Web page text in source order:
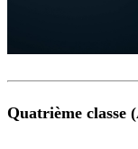
Quatrième classe